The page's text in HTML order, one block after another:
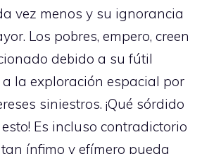
vez menos y su ignorancia
Los pobres, empero, creen
debido a su fútil
la exploración espacial por
siniestros. ¡Qué sórdido
Es incluso contradictorio
ínfimo y efímero pueda